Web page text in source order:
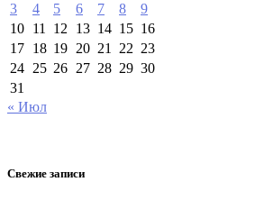
3
4 5 6 7 8
9
10 11 12 13 14 15 16
17 18 19 20 21 22 23
24 25 26 27 28 29 30
31
« Июл
Свежие записи